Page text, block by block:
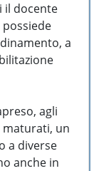
il docente
a
agli
maturati, un
a diverse
anche in